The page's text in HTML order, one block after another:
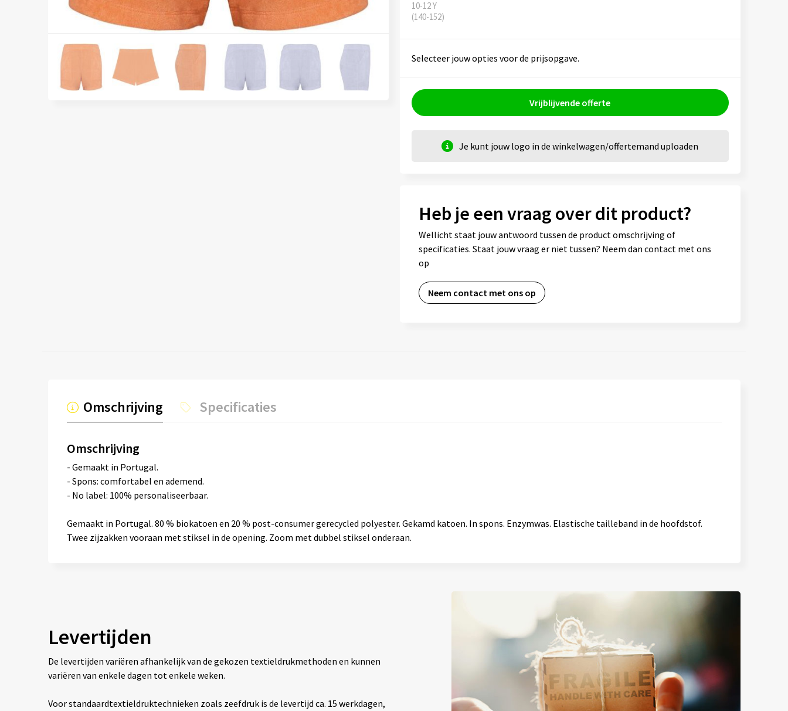
10-12 Y
(140-152)
Selecteer jouw opties voor de prijsopgave.
Vrijblijvende offerte
Je kunt jouw logo in de winkelwagen/offertemand uploaden
Heb je een vraag over dit product?
Wellicht staat jouw antwoord tussen de product omschrijving of
specificaties. Staat jouw vraag er niet tussen? Neem dan contact met ons
op
Neem contact met ons op
Omschrijving Specificaties
Omschrijving
- Gemaakt in Portugal.
- Spons: comfortabel en ademend.
- No label: 100% personaliseerbaar.
Gemaakt in Portugal. 80 % biokatoen en 20 % post-consumer gerecycled polyester. Gekamd katoen. In spons. Enzymwas. Elastische tailleband in de hoofdstof.
Twee zijzakken vooraan met stiksel in de opening. Zoom met dubbel stiksel onderaan.
Levertijden
De levertijden variëren afhankelijk van de gekozen textieldrukmethoden en kunnen
variëren van enkele dagen tot enkele weken.
Voor standaardtextieldruktechnieken zoals zeefdruk is de levertijd ca. 15 werkdagen,